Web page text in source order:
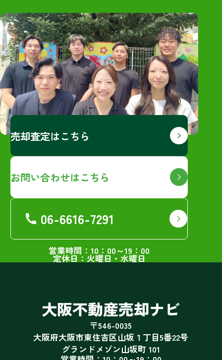
売却査定はこちら
お問い合わせはこちら
06-6616-7291
営業時間：10：00～19：00
定休日：火曜日・水曜日
大阪不動産売却ナビ
〒546-0035
大阪府大阪市東住吉区山坂１丁目5番22号
グランドメゾン山坂町 101